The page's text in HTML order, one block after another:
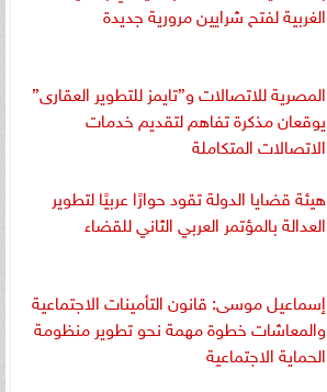
الغربية لفتح شرايين مرورية جديدة
المصرية للاتصالات و”تايمز للتطوير العقارى”
يوقعان مذكرة تفاهم لتقديم خدمات
الاتصالات المتكاملة
هيئة قضايا الدولة تقود حوارًا عربيًا لتطوير
العدالة بالمؤتمر العربي الثاني للقضاء
إسماعيل موسى: قانون التأمينات الاجتماعية
والمعاشات خطوة مهمة نحو تطوير منظومة
الحماية الاجتماعية